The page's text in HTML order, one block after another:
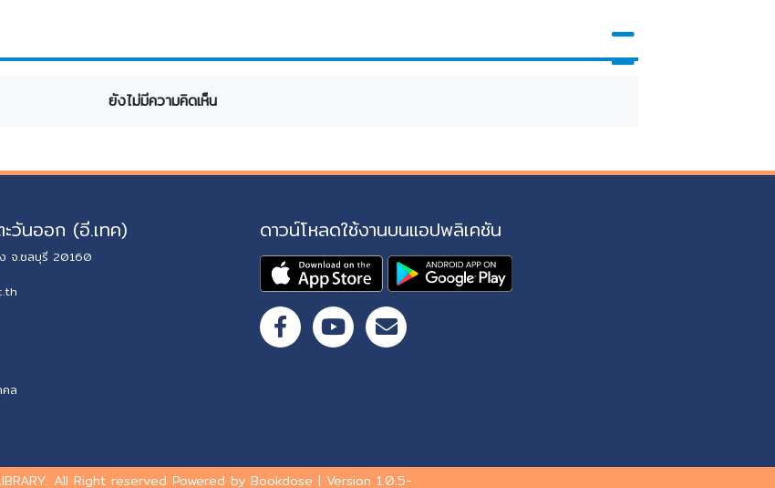
ยังไม่มีความคิดเห็น
วันออก (อี.เทค)
จ.ชลบุรี 20160
ล
ดาวน์โหลดใช้งานบนแอปพลิเคชัน
All Right reserved Powered by Bookdose | Version 1.0.5-